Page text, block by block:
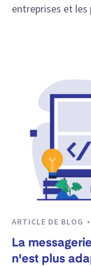
entreprises et les
ARTICLE DE BLOG
La
n'est plus